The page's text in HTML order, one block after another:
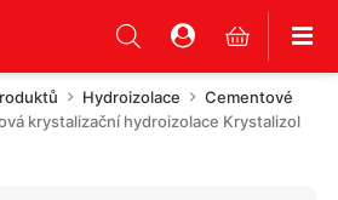
Hydroizolace
Cementové
krystalizační hydroizolace Krystalizol